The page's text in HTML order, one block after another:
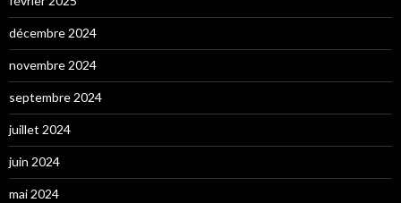
décembre 2024
novembre 2024
septembre 2024
juillet 2024
juin 2024
mai 2024